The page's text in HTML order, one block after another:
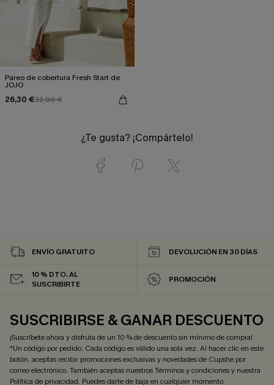
Pareo de cobertura Fresh Start de
JOJO
26,30 €32,90 €
¿Te gusta? ¡Compártelo!
ENVÍO GRATUITO DEVOLUCIÓN EN 30 DÍAS
10 % DTO. AL
SUSCRIBIRTE
PROMOCIÓN
SUSCRIBIRSE & GANAR DESCUENTO
¡Suscríbete ahora y disfruta de un 10 % de descuento sin mínimo de compra!
*Un código por pedido. Cada código es válido una sola vez. Al hacer clic en este
botón, aceptas recibir promociones exclusivas y novedades de Cupshe por
correo electrónico. También aceptas nuestrosTérminos y condicionesy nuestra
Política de privacidad. Puedes darte de baja en cualquier momento.